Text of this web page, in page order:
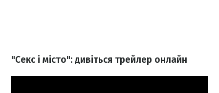
"Секс і місто": дивіться трейлер онлайн